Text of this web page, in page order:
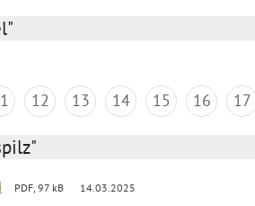
12 13 14 15 16 17
PDF, 97 kB 14.03.2025